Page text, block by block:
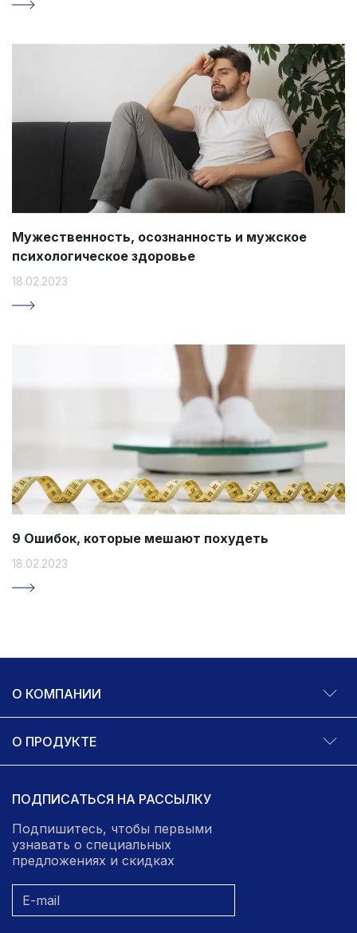
Мужественность, осознанность и мужское
психологическое здоровье
18.02.2023
9 Ошибок, которые мешают похудеть
18.02.2023
О КОМПАНИИ
О ПРОДУКТЕ
ПОДПИСАТЬСЯ НА РАССЫЛКУ
Подпишитесь, чтобы первыми
узнавать о специальных
предложениях и скидках